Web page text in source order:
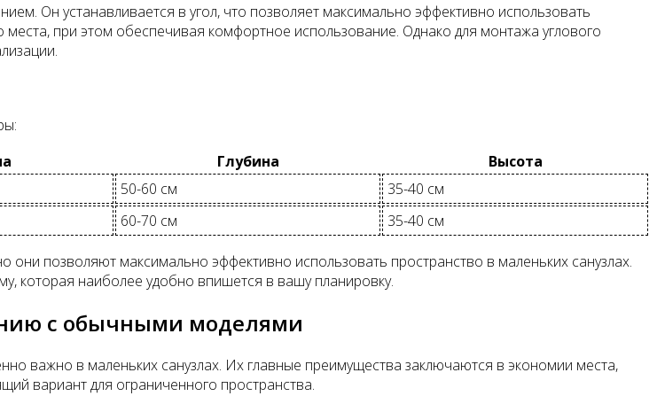
Он устанавливается в угол, что позволяет максимально эффективно использовать
при этом обеспечивая комфортное использование. Однако для монтажа углового
Глубина
Высота
50-60 см
35-40 см
60-70 см 35-40 см
позволяют максимально эффективно использовать пространство в маленьких санузлах.
которая наиболее удобно впишется в вашу планировку.
с обычными моделями
важно в маленьких санузлах. Их главные преимущества заключаются в экономии места,
вариант для ограниченного пространства.